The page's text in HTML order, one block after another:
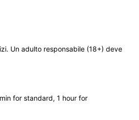
Un adulto responsabile (18+) deve
for standard, 1 hour for